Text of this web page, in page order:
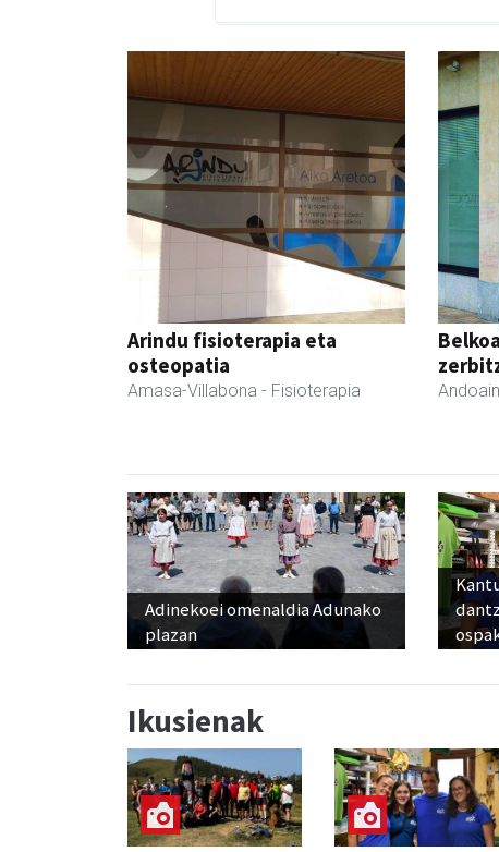
Arindu fisioterapia eta
osteopatia
Amasa-Villabona - Fisioterapia Andoain
Adinekoei omenaldia Adunako
plazan
Ikusienak